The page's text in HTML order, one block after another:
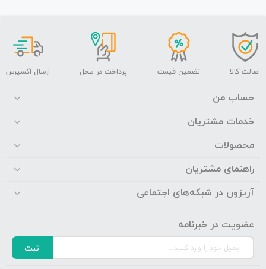
اصالت کالا تضمین قیمت پرداخت در محل ارسال اکسپرس
حساب من
خدمات مشتریان
محصولات
راهنمای مشتریان
آریزون در شبکه‌های اجتماعی
عضویت در خبرنامه
ثبت